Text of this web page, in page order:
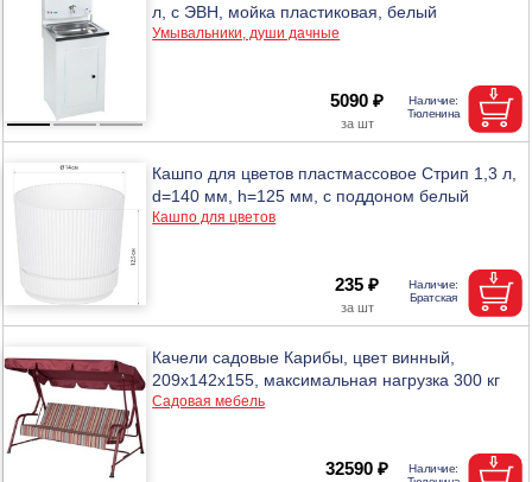
л, с ЭВН, мойка пластиковая, белый
Умывальники, души дачные
5090 ₽
Кашпо для цветов пластмассовое Стрип 1,3 л,
d=140 мм, h=125 мм, с поддоном белый
Кашпо для цветов
235 ₽
Качели садовые Карибы, цвет винный,
209х142х155, максимальная нагрузка 300 кг
Садовая мебель
32590 ₽